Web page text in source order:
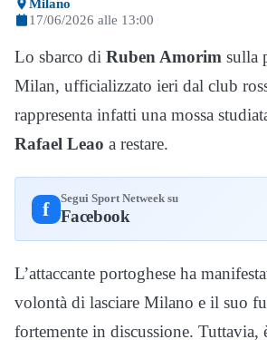
Milano
17/06/2026 alle 13:00
Lo sbarco di Ruben Amorim sulla
Milan, ufficializzato ieri dal club
rappresenta infatti una mossa
Rafael Leao a restare.
f Segui Sport Netweek su
Facebook
L’attaccante portoghese ha
volontà di lasciare Milano e il suo
fortemente in discussione. Tuttavia,